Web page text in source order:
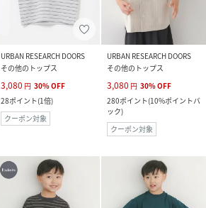
URBAN RESEARCH DOORS
その他のトップス
3,080 円 30%OFF
28ポイント(1倍)
クーポン対象
URBAN RESEARCH DOORS
その他のトップス
3,080 円 30%OFF
280ポイント(10%ポイントバ
ック)
クーポン対象